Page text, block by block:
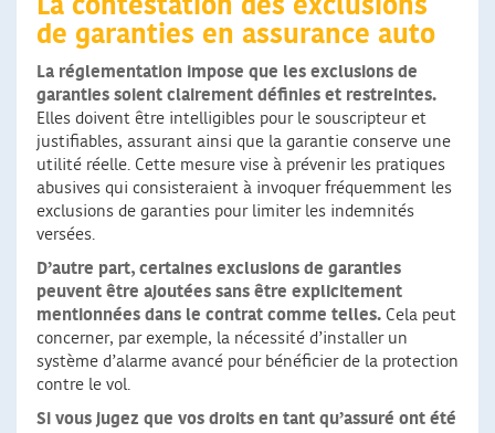
La contestation des exclusions
de garanties en assurance auto
La réglementation impose que les exclusions de
garanties soient clairement définies et restreintes.
Elles doivent être intelligibles pour le souscripteur et
justifiables, assurant ainsi que la garantie conserve une
utilité réelle. Cette mesure vise à prévenir les pratiques
abusives qui consisteraient à invoquer fréquemment les
exclusions de garanties pour limiter les indemnités
versées.
D’autre part, certaines exclusions de garanties
peuvent être ajoutées sans être explicitement
mentionnées dans le contrat comme telles. Cela peut
concerner, par exemple, la nécessité d’installer un
système d’alarme avancé pour bénéficier de la protection
contre le vol.
Si vous jugez que vos droits en tant qu’assuré ont été